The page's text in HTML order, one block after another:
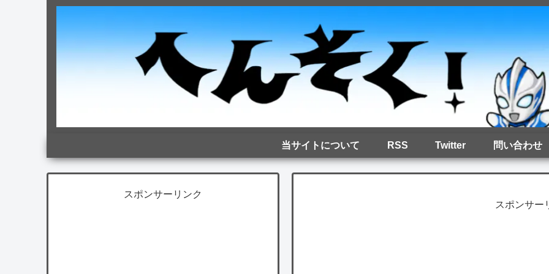
当サイトについて RSS Twitter 問い合わせ
スポンサー
スポンサーリンク